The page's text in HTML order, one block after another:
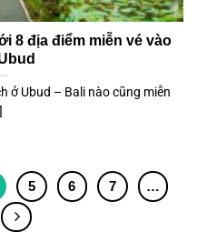
8 địa điểm miễn vé vào
ở Ubud – Bali nào cũng miễn
5 6 7
…